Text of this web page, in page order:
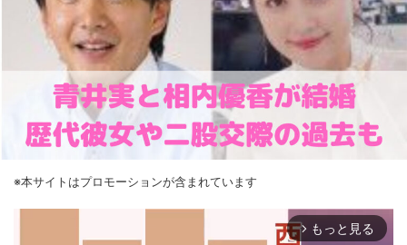
※本サイトはプロモーションが含まれています
arrow_forward_ios もっと見る